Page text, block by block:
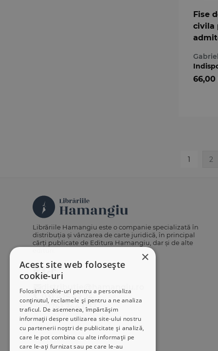
Fise
civila
si grile
66,00
1 2
×
Acest site web folosește
cookie-uri
Folosim cookie-uri pentru a personaliza
conținutul, reclamele și pentru a ne analiza
traficul. De asemenea, împărtășim
informații despre utilizarea site-ului nostru
cu partenerii noștri de publicitate și analiză,
care le pot combina cu alte informații pe
care le-ați furnizat sau pe care le-au
Librăriile Hamangiu este o companie specializată în
distribuția și vânzarea de carte juridică, în principal
cărți publicate de Editura Hamangiu, dar și de alte
distributie@hamangiu.ro
031 425 42 24
0741 244 032